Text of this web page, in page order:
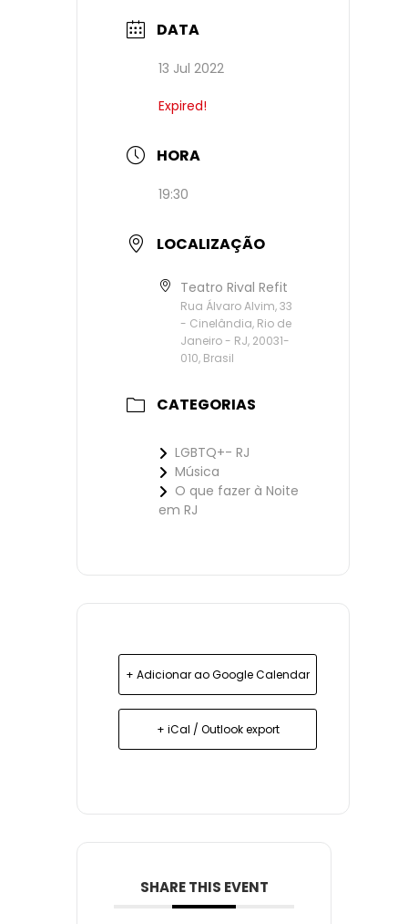
DATA
13 Jul 2022
Expired!
HORA
19:30
LOCALIZAÇÃO
Teatro Rival Refit
Rua Álvaro Alvim, 33
- Cinelândia, Rio de
Janeiro - RJ, 20031-
010, Brasil
CATEGORIAS
LGBTQ+- RJ
Música
O que fazer à Noite
em RJ
+ Adicionar ao Google Calendar
+ iCal / Outlook export
SHARE THIS EVENT